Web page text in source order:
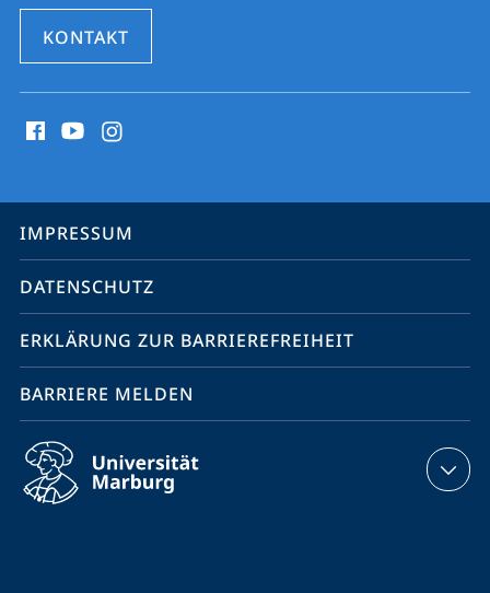
KONTAKT
Media
Service-
Navigation
IMPRESSUM
DATENSCHUTZ
ERKLÄRUNG ZUR BARRIEREFREIHEIT
BARRIERE MELDEN